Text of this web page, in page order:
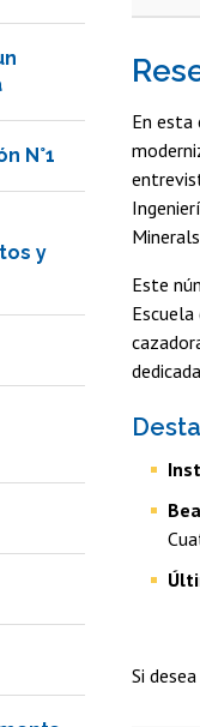
N°1
y
En esta
Este
Si